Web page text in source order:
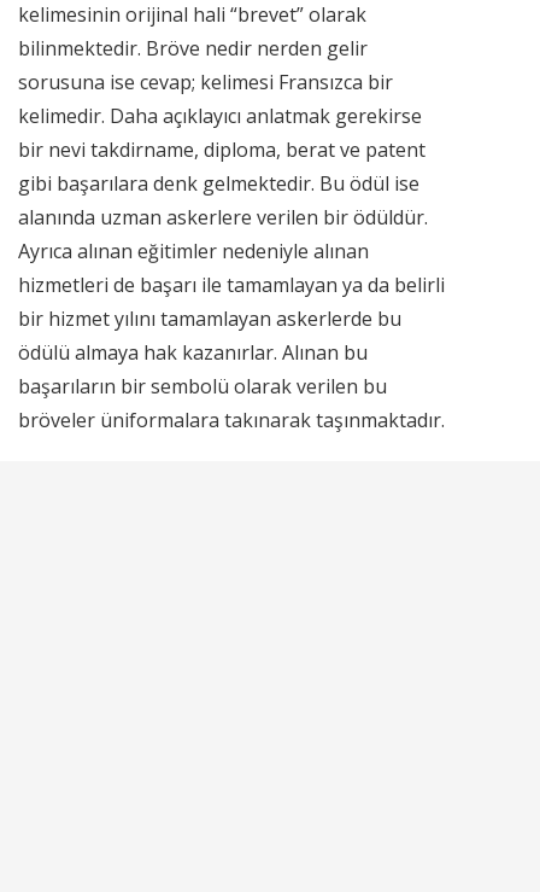
kelimesinin orijinal hali “brevet” olarak
bilinmektedir. Bröve nedir nerden gelir
sorusuna ise cevap; kelimesi Fransızca bir
kelimedir. Daha açıklayıcı anlatmak gerekirse
bir nevi takdirname, diploma, berat ve patent
gibi başarılara denk gelmektedir. Bu ödül ise
alanında uzman askerlere verilen bir ödüldür.
Ayrıca alınan eğitimler nedeniyle alınan
hizmetleri de başarı ile tamamlayan ya da belirli
bir hizmet yılını tamamlayan askerlerde bu
ödülü almaya hak kazanırlar. Alınan bu
başarıların bir sembolü olarak verilen bu
bröveler üniformalara takınarak taşınmaktadır.